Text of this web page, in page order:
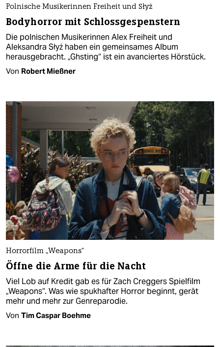
Polnische Musikerinnen Freiheit und Słyż
Bodyhorror mit Schlossgespenstern
Die polnischen Musikerinnen Alex Freiheit und
Aleksandra Słyż haben ein gemeinsames Album
herausgebracht. „Ghsting“ ist ein avanciertes Hörstück.
Von Robert Mießner
Horrorfilm „Weapons“
Öffne die Arme für die Nacht
Viel Lob auf Kredit gab es für Zach Creggers Spielfilm
„Weapons“. Was wie spukhafter Horror beginnt, gerät
mehr und mehr zur Genreparodie.
Von Tim Caspar Boehme